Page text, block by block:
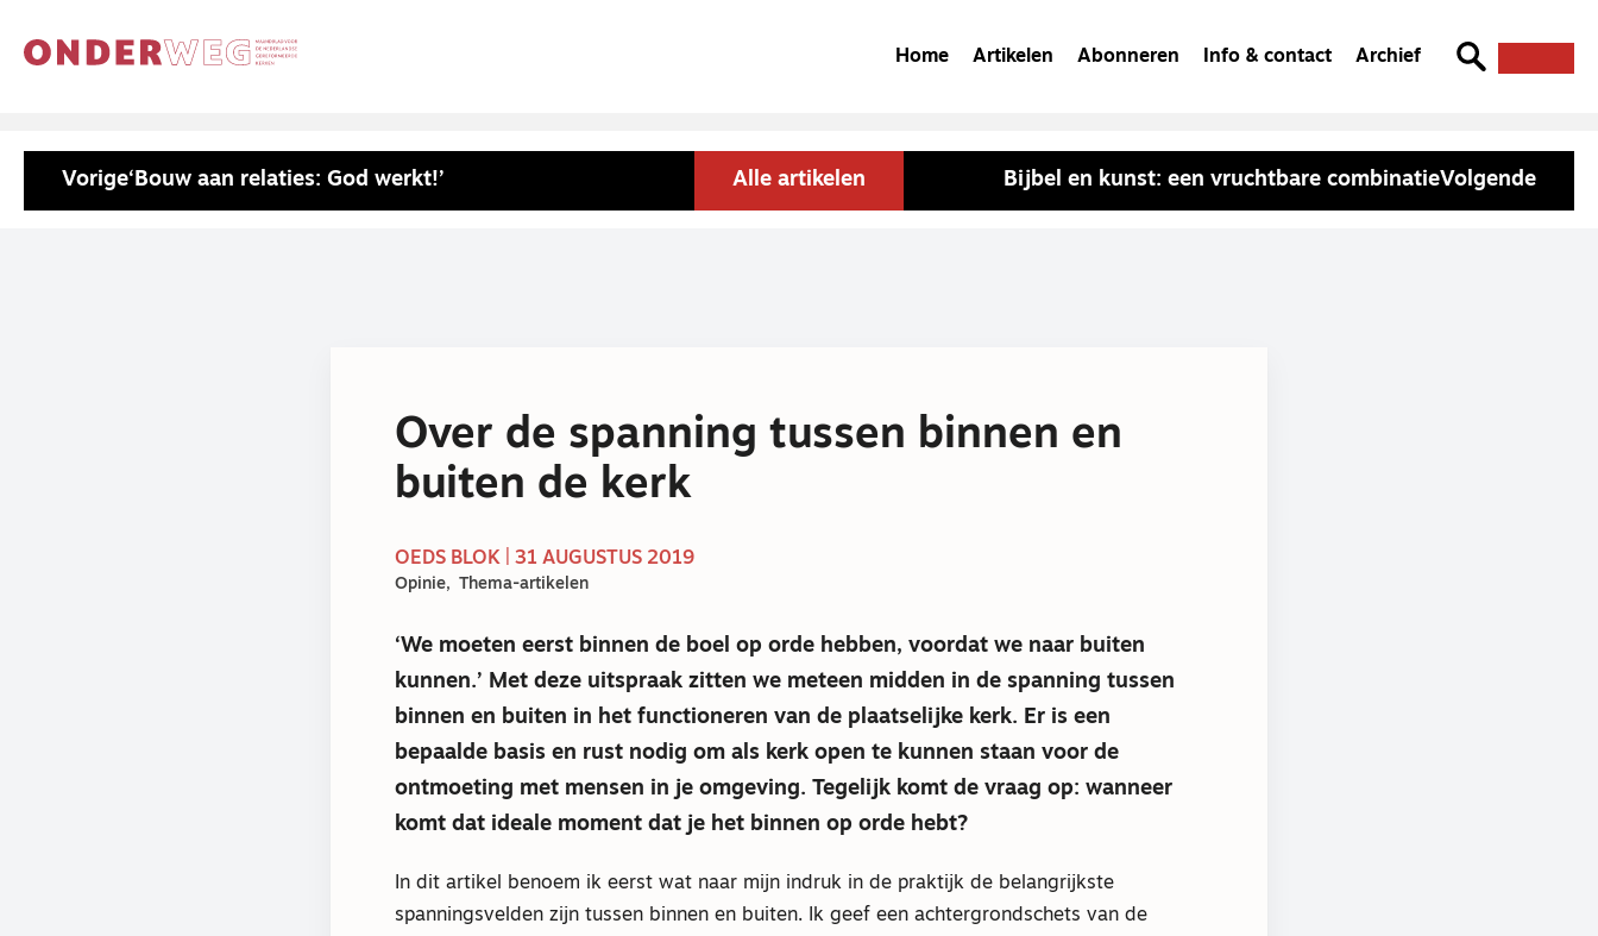
Home Artikelen Abonneren Info & contact Archief
Vorige‘Bouw aan relaties: God werkt!’ Alle artikelen Bijbel en kunst: een vruchtbare combinatieVolgende
Over de spanning tussen binnen en
buiten de kerk
OEDS BLOK | 31 AUGUSTUS 2019
Opinie Thema-artikelen
‘We moeten eerst binnen de boel op orde hebben, voordat we naar buiten
kunnen.’ Met deze uitspraak zitten we meteen midden in de spanning tussen
binnen en buiten in het functioneren van de plaatselijke kerk. Er is een
bepaalde basis en rust nodig om als kerk open te kunnen staan voor de
ontmoeting met mensen in je omgeving. Tegelijk komt de vraag op: wanneer
komt dat ideale moment dat je het binnen op orde hebt?
In dit artikel benoem ik eerst wat naar mijn indruk in de praktijk de belangrijkste
spanningsvelden zijn tussen binnen en buiten. Ik geef een achtergrondschets van de